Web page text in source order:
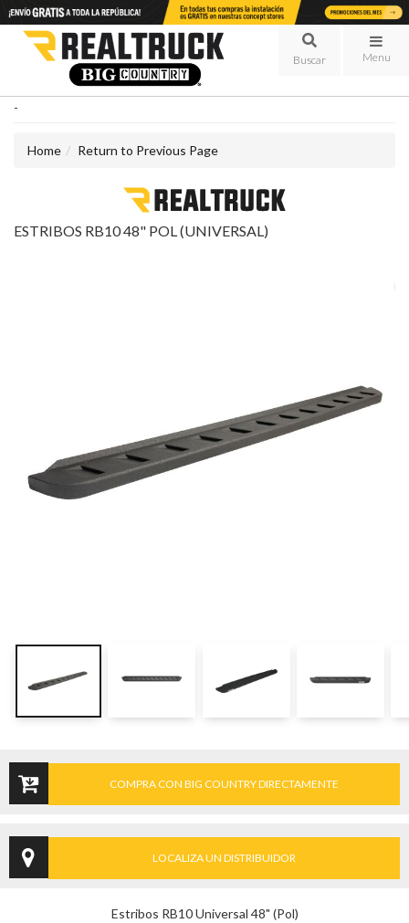
Menu
-
Home Return to Previous Page
ESTRIBOS RB10 48" POL (UNIVERSAL)
COMPRA CON BIG COUNTRY DIRECTAMENTE
LOCALIZA UN DISTRIBUIDOR
Estribos RB10 Universal 48" (Pol)